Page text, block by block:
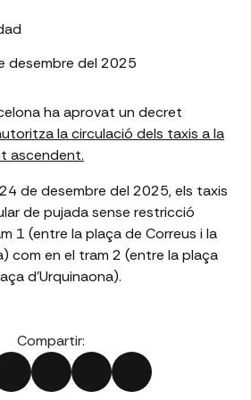
desembre del 2025
ha aprovat un decret
la circulació dels taxis a la
ascendent.
de desembre del 2025, els taxis
de pujada sense restricció
1 (entre la plaça de Correus i la
com en el tram 2 (entre la plaça
d’Urquinaona).
Compartir: